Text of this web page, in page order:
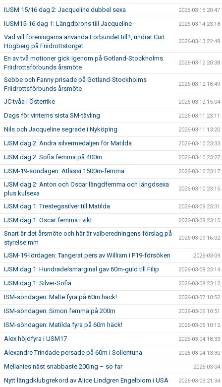
IUSM 15/16 dag 2: Jacqueline dubbel sexa 2026-03-15 20:47
IUSM15-16 dag 1: Längdbrons till Jacqueline 2026-03-14 23:18
Vad vill föreningarna använda Förbundet till?, undrar Curt
Högberg på Friidrottstorget
2026-03-13 22:49
En av två motioner gick igenom på Gotland-Stockholms
Friidrottsförbunds årsmöte
2026-03-12 20:38
Sebbe och Fanny prisade på Gotland-Stockholms
Friidrottsförbunds årsmöte
2026-03-12 18:49
JC tvåa i Österrike 2026-03-12 15:04
Dags för vinterns sista SM-tävling 2026-03-11 23:11
Nils och Jacqueline segrade i Nyköping 2026-03-11 13:20
IJSM dag 2: Andra silvermedaljen för Matilda 2026-03-10 23:33
IJSM dag 2: Sofia femma på 400m 2026-03-10 23:27
IJSM-19-söndagen: Atlassi 1500m-femma 2026-03-10 23:17
IJSM dag 2: Anton och Oscar längdfemma och längdsexa
plus kulsexa
2026-03-10 23:15
IJSM dag 1: Trestegssilver till Matilda 2026-03-09 23:31
IJSM dag 1: Oscar femma i vikt 2026-03-09 23:15
Snart är det årsmöte och här är valberedningens förslag på
styrelse mm
2026-03-09 16:02
IJSM-19-lördagen: Tangerat pers av William i P19-försöken 2026-03-09
IJSM dag 1: Hundradelsmarginal gav 60m-guld till Filip 2026-03-08 23:14
IJSM dag 1: Silver-Sofia 2026-03-08 23:12
ISM-söndagen: Malte fyra på 60m häck! 2026-03-07 10:52
ISM-söndagen: Simon femma på 200m 2026-03-06 10:51
ISM-söndagen: Matilda fyra på 60m häck! 2026-03-05 10:12
Alex höjdfyra i USM17 2026-03-04 18:33
Alexandre Trindade persade på 60m i Sollentuna 2026-03-04 13:30
Mellanies näst snabbaste 200ing – so far 2026-03-04
Nytt längdklubgrekord av Alice Lindgren Engelblom i USA 2026-03-03 21:34